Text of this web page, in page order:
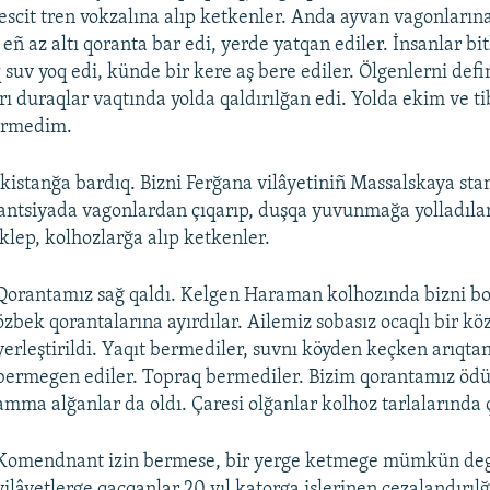
tren vokzalına alıp ketkenler. Anda ayvan
az altı qoranta bar edi, yerde yatqan ediler. İnsanlar
suv yoq edi, künde bir kere aş bere ediler. Ölgenlerni
duraqlar vaqtında yolda qaldırılğan edi. Yolda ekim ve
bardıq. Bizni Ferğana vilâyetiniñ Massalskaya
vagonlardan çıqarıp, duşqa yuvunmağa
kolhozlarğa alıp ketkenler.
sağ qaldı. Kelgen Haraman kolhozında bizni
qorantalarına ayırdılar. Ailemiz sobasız ocaqlı bir
Yaqıt bermediler, suvnı köyden keçken
ediler. Topraq bermediler. Bizim qorantamız
alğanlar da oldı. Çaresi olğanlar kolhoz tarlalarında
izin bermese, bir yerge ketmege mümkün